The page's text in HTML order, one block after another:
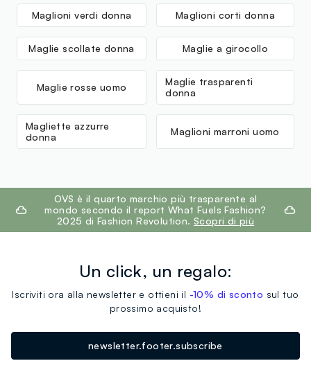
Maglioni verdi donna Maglioni corti donna
Maglie scollate donna Maglie a girocollo
Maglie rosse uomo
Maglie trasparenti
donna
Magliette azzurre
donna
Maglioni marroni uomo
footer.ariatitleOVS è il quarto marchio più trasparente al
mondo secondo il report What Fuels Fashion?
2025 di Fashion Revolution. Scopri di più
Un click, un regalo:
Iscriviti ora alla newsletter e ottieni il -10% di sconto sul tuo
prossimo acquisto!
newsletter.footer.subscribe